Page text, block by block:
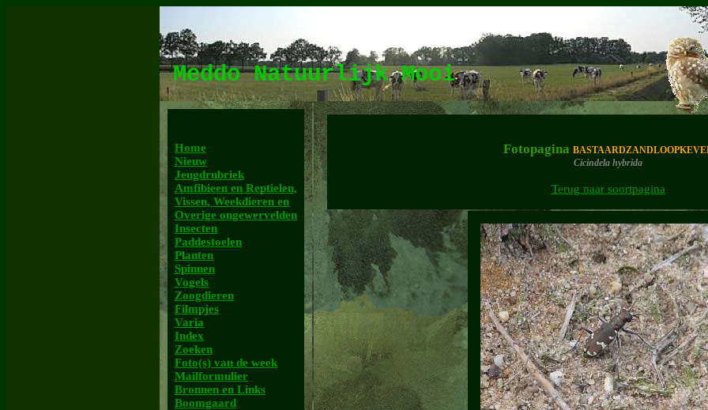
Meddo Natuurlijk Mooi
Home
Nieuw
Jeugdrubriek
Amfibieen en Reptielen,
Vissen, Weekdieren en
Overige ongewervelden
Insecten
Paddestoelen
Planten
Spinnen
Vogels
Zoogdieren
Filmpjes
Varia
Index
Zoeken
Foto(s) van de week
Mailformulier
Bronnen en Links
Boomgaard
Fotopagina
Cicindela hybrida
Terug naar soortpagina